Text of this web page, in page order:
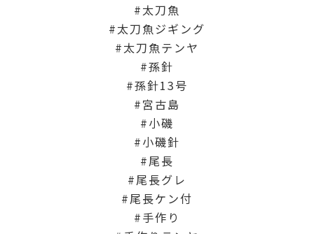
太刀魚
太刀魚ジギング
太刀魚テンヤ
孫針
孫針13号
宮古島
小磯
小磯針
尾長
尾長グレ
尾長ケン付
手作り